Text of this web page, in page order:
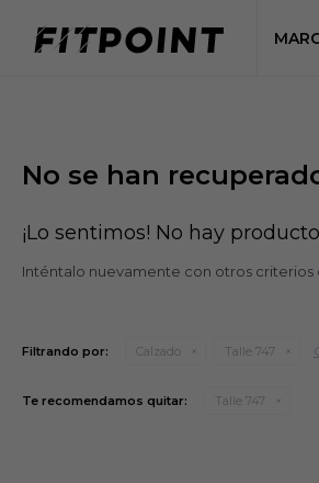
No se han
¡Lo sentimos! No hay
Inténtalo nuevamente con otros criterios
Filtrando por: Calzado Talle 747
Te recomendamos quitar: Talle 747